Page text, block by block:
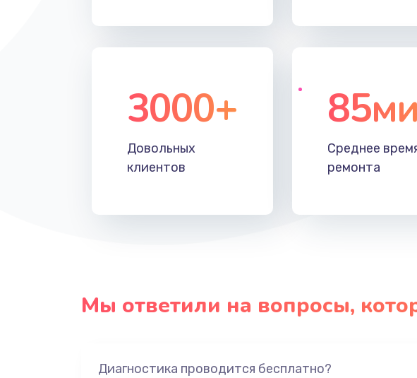
3000+
Довольных
клиентов
Среднее
ремонта
Мы ответили на вопросы,
Диагностика проводится бесплатно?